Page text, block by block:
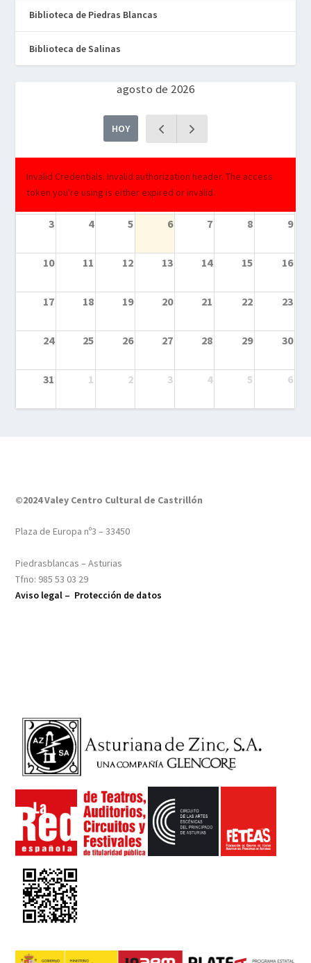
Biblioteca de Piedras Blancas
Biblioteca de Salinas
agosto de 2026
HOY
27
28 29 30 31 1
3 4 5 6 7 8 9
10 11 12 13 14 15 16
17 18 19 20 21 22 23
24 25 26 27 28 29 30
31 1 2 3 4 5 6
Invalid Credentials. Invalid authorization header. The access
token you're using is either expired or invalid.
©2024 Valey Centro Cultural de Castrillón
Plaza de Europa nº3 – 33450
Piedrasblancas – Asturias
Tfno: 985 53 03 29
Aviso legal – Protección de datos